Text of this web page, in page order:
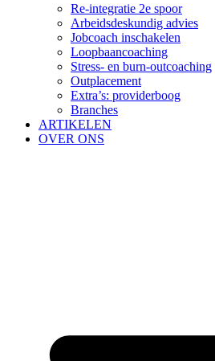
Re-integratie 2e spoor
Arbeidsdeskundig advies
Jobcoach inschakelen
Loopbaancoaching
Stress- en burn-outcoaching
Outplacement
Extra’s: providerboog
Branches
ARTIKELEN
OVER ONS